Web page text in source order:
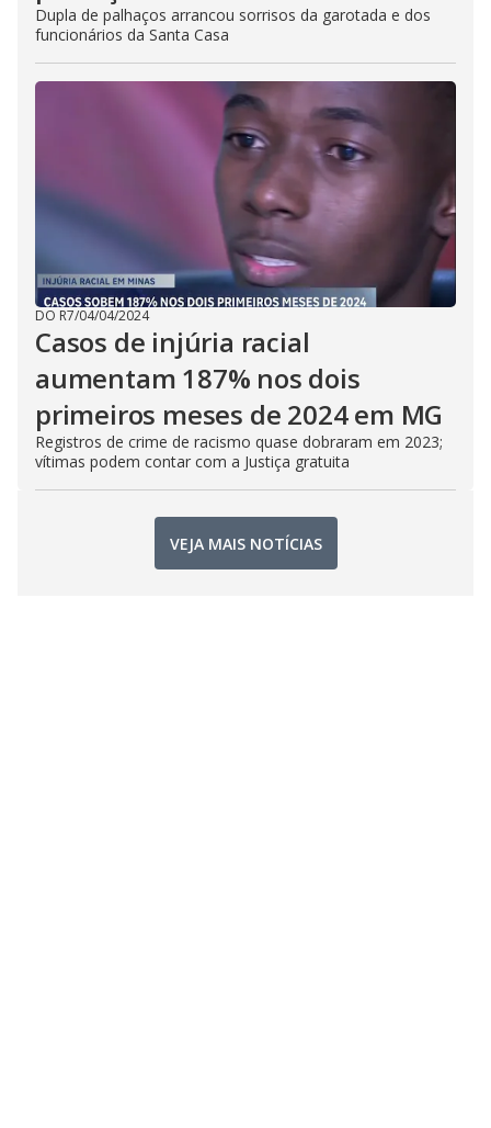
Dupla de palhaços arrancou sorrisos da garotada e dos
funcionários da Santa Casa
DO R7/04/04/2024
Casos de injúria racial
aumentam 187% nos dois
primeiros meses de 2024 em MG
Registros de crime de racismo quase dobraram em 2023;
vítimas podem contar com a Justiça gratuita
VEJA MAIS NOTÍCIAS